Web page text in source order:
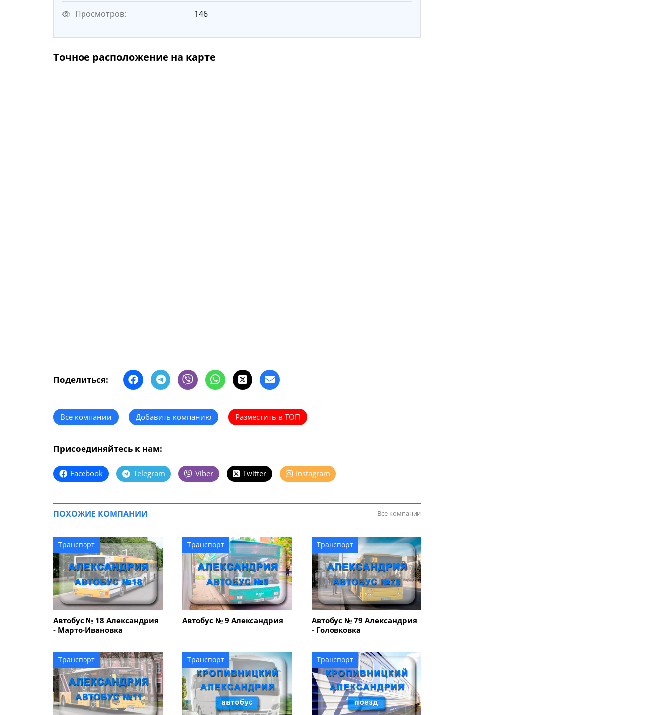
Просмотров: 146
Точное расположение на карте
Поделиться:
Все компании Добавить компанию Разместить в ТОП
Присоединяйтесь к нам:
Facebook Telegram Viber Twitter Instagram
ПОХОЖИЕ КОМПАНИИ Все компании
Транспорт
Автобус № 18 Александрия
- Марто-Ивановка
Транспорт
Автобус № 9 Александрия
Транспорт
Автобус № 79 Александрия
- Головковка
Транспорт Транспорт Транспорт